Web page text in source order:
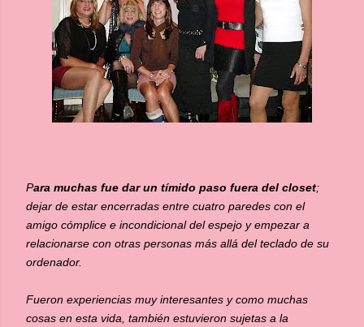
Para muchas fue dar un tímido paso fuera del closet;
dejar de estar encerradas entre cuatro paredes con el
amigo cómplice e incondicional del espejo y empezar a
relacionarse con otras personas más allá del teclado de su
ordenador.
Fueron experiencias muy interesantes y como muchas
cosas en esta vida, también estuvieron sujetas a la